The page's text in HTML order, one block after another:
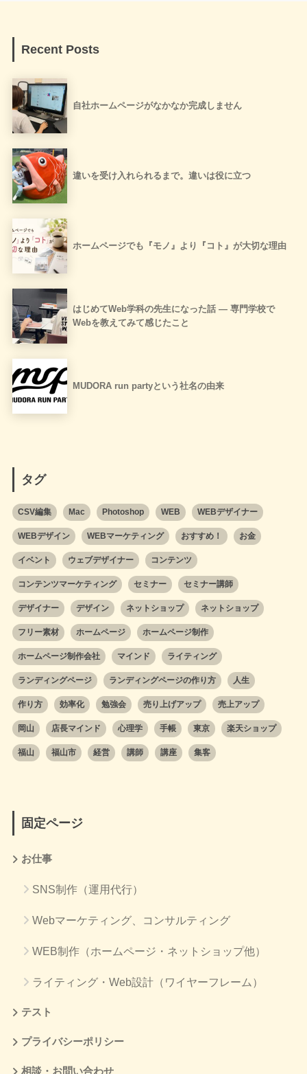
Recent Posts
自社ホームページがなかなか完成しません
違いを受け入れられるまで。違いは役に立つ
ホームページでも『モノ』より『コト』が大切な理由
はじめてWeb学科の先生になった話 ― 専門学校で
Webを教えてみて感じたこと
MUDORA run partyという社名の由来
タグ
CSV編集 Mac Photoshop WEB WEBデザイナー
WEBデザイン WEBマーケティング おすすめ！ お金
イベント ウェブデザイナー コンテンツ
コンテンツマーケティング セミナー セミナー講師
デザイナー デザイン ネットショップ ネットショップ
フリー素材 ホームページ ホームページ制作
ホームページ制作会社 マインド ライティング
ランディングページ ランディングページの作り方 人生
作り方 効率化 勉強会 売り上げアップ 売上アップ
岡山 店長マインド 心理学 手帳 東京 楽天ショップ
福山 福山市 経営 講師 講座 集客
固定ページ
お仕事
SNS制作（運用代行）
Webマーケティング、コンサルティング
WEB制作（ホームページ・ネットショップ他）
ライティング・Web設計（ワイヤーフレーム）
テスト
プライバシーポリシー
相談・お問い合わせ